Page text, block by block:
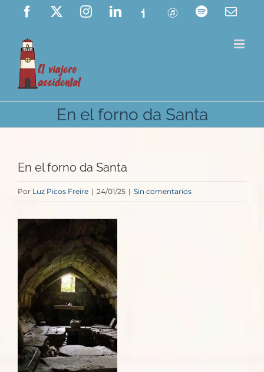
Saltar
contenido
Facebook InstagramLinkedIn
Ivoox ITunes Spotify
En el forno da Santa
En el forno da Santa
Por Luz Picos Freire | 24/01/25 | Sin comentarios